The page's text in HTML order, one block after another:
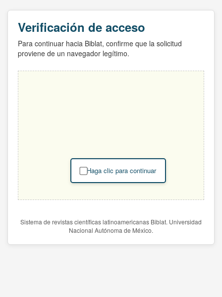
Verificación de acceso
Para continuar hacia Biblat, confirme que la solicitud
proviene de un navegador legítimo.
Haga clic para continuar
Sistema de revistas científicas latinoamericanas Biblat. Universidad
Nacional Autónoma de México.